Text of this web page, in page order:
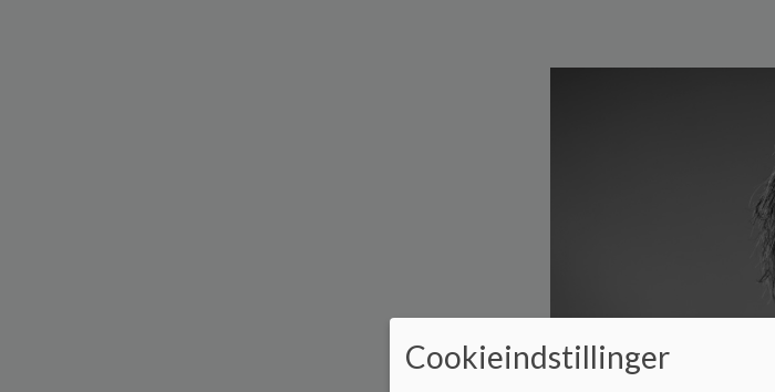
Cookieindstillinger